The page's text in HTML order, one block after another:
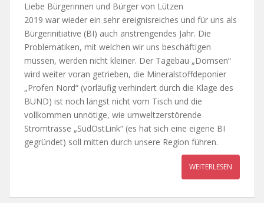
Liebe Bürgerinnen und Bürger von Lützen
2019 war wieder ein sehr ereignisreiches und für uns als
Bürgerinitiative (BI) auch anstrengendes Jahr. Die
Problematiken, mit welchen wir uns beschäftigen
müssen, werden nicht kleiner. Der Tagebau „Domsen“
wird weiter voran getrieben, die Mineralstoffdeponier
„Profen Nord“ (vorläufig verhindert durch die Klage des
BUND) ist noch längst nicht vom Tisch und die
vollkommen unnötige, wie umweltzerstörende
Stromtrasse „SüdOstLink“ (es hat sich eine eigene BI
gegründet) soll mitten durch unsere Region führen.
WEITERLESEN